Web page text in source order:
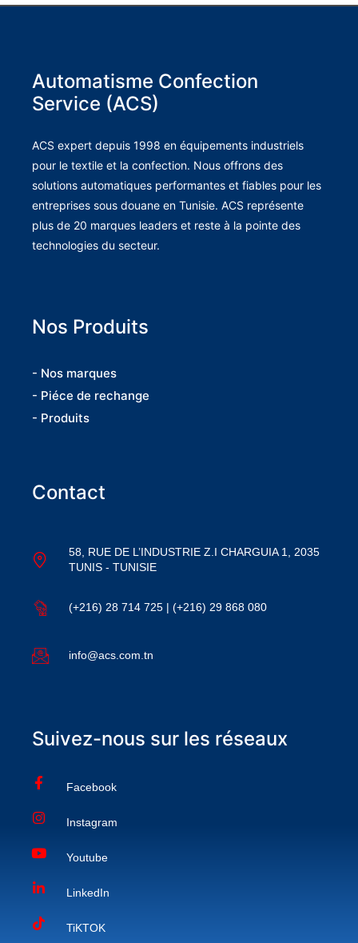
Automatisme Confection
Service (ACS)
ACS expert depuis 1998 en équipements industriels
pour le textile et la confection. Nous offrons des
solutions automatiques performantes et fiables pour les
entreprises sous douane en Tunisie. ACS représente
plus de 20 marques leaders et reste à la pointe des
technologies du secteur.
Nos Produits
- Nos marques
- Piéce de rechange
- Produits
Contact
58, RUE DE L’INDUSTRIE Z.I CHARGUIA 1, 2035
TUNIS - TUNISIE
(+216) 28 714 725 | (+216) 29 868 080
info@acs.com.tn
Suivez-nous sur les réseaux
Facebook
Instagram
Youtube
LinkedIn
TiKTOK